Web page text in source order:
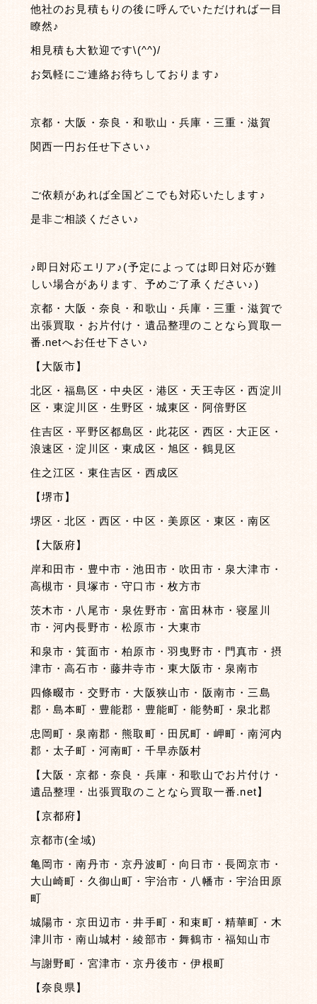
他社のお見積もりの後に呼んでいただければ一目
瞭然♪
相見積も大歓迎です\(^^)/
お気軽にご連絡お待ちしております♪
京都・大阪・奈良・和歌山・兵庫・三重・滋賀
関西一円お任せ下さい♪
ご依頼があれば全国どこでも対応いたします♪
是非ご相談ください♪
♪即日対応エリア♪(予定によっては即日対応が難
しい場合があります、予めご了承ください♪)
京都・大阪・奈良・和歌山・兵庫・三重・滋賀で
出張買取・お片付け・遺品整理のことなら買取一
番.netへお任せ下さい♪
【大阪市】
北区・福島区・中央区・港区・天王寺区・西淀川
区・東淀川区・生野区・城東区・阿倍野区
住吉区・平野区都島区・此花区・西区・大正区・
浪速区・淀川区・東成区・旭区・鶴見区
住之江区・東住吉区・西成区
【堺市】
堺区・北区・西区・中区・美原区・東区・南区
【大阪府】
岸和田市・豊中市・池田市・吹田市・泉大津市・
高槻市・貝塚市・守口市・枚方市
茨木市・八尾市・泉佐野市・富田林市・寝屋川
市・河内長野市・松原市・大東市
和泉市・箕面市・柏原市・羽曳野市・門真市・摂
津市・高石市・藤井寺市・東大阪市・泉南市
四條畷市・交野市・大阪狭山市・阪南市・三島
郡・島本町・豊能郡・豊能町・能勢町・泉北郡
忠岡町・泉南郡・熊取町・田尻町・岬町・南河内
郡・太子町・河南町・千早赤阪村
【大阪・京都・奈良・兵庫・和歌山でお片付け・
遺品整理・出張買取のことなら買取一番.net】
【京都府】
京都市(全域)
亀岡市・南丹市・京丹波町・向日市・長岡京市・
大山崎町・久御山町・宇治市・八幡市・宇治田原
町
城陽市・京田辺市・井手町・和束町・精華町・木
津川市・南山城村・綾部市・舞鶴市・福知山市
与謝野町・宮津市・京丹後市・伊根町
【奈良県】